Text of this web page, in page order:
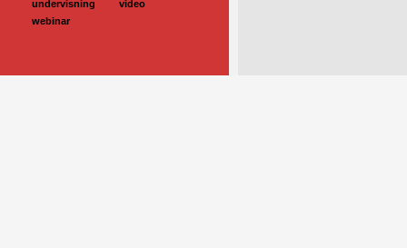
undervisning
video
webinar